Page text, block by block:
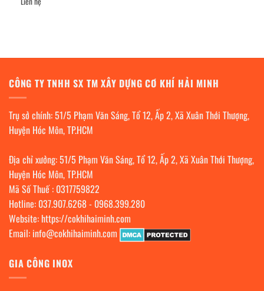
CÔNG TY TNHH SX TM XÂY DỰNG CƠ KHÍ HẢI MINH
Trụ sở chính: 51/5 Phạm Văn Sáng, Tổ 12, Ấp 2, Xã Xuân Thới Thượng,
Huyện Hóc Môn, TP.HCM
Địa chỉ xưởng: 51/5 Phạm Văn Sáng, Tổ 12, Ấp 2, Xã Xuân Thới Thượng,
Huyện Hóc Môn, TP.HCM
Mã Số Thuế : 0317759822
Hotline: 037.907.6268- 0968.399.280
Website: https://cokhihaiminh.com
Email: info@cokhihaiminh.com
GIA CÔNG INOX